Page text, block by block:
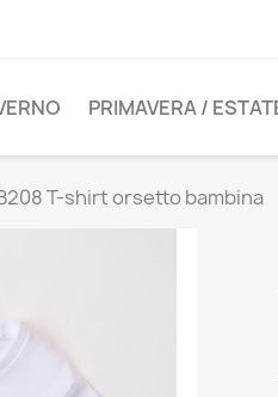
PRIMAVERA /
T-shirt orsetto bambina